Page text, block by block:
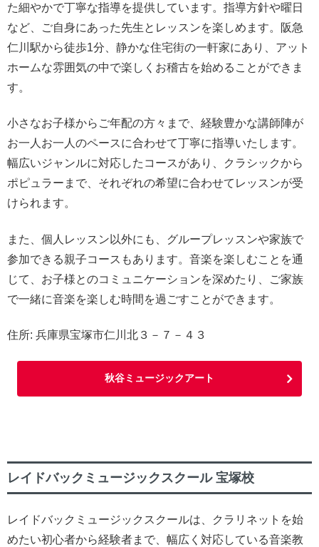
た細やかで丁寧な指導を提供しています。指導方針や曜日
など、ご自身にあった先生とレッスンを楽しめます。阪急
仁川駅から徒歩1分、静かな住宅街の一軒家にあり、アット
ホームな雰囲気の中で楽しくお稽古を始めることができま
す。
小さなお子様からご年配の方々まで、経験豊かな講師陣が
お一人お一人のペースに合わせて丁寧に指導いたします。
幅広いジャンルに対応したコースがあり、クラシックから
ポピュラーまで、それぞれの希望に合わせてレッスンが受
けられます。
また、個人レッスン以外にも、グループレッスンや家族で
参加できる親子コースもあります。音楽を楽しむことを通
じて、お子様とのコミュニケーションを深めたり、ご家族
で一緒に音楽を楽しむ時間を過ごすことができます。
住所: 兵庫県宝塚市仁川北３－７－４３
秋谷ミュージックアート
レイドバックミュージックスクール 宝塚校
レイドバックミュージックスクールは、クラリネットを始
めたい初心者から経験者まで、幅広く対応している音楽教